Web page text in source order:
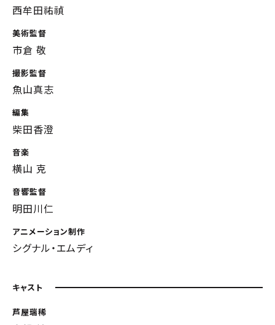
西牟田祐禎
美術監督
市倉 敬
撮影監督
魚山真志
編集
柴田香澄
音楽
横山 克
音響監督
明田川仁
アニメーション制作
シグナル・エムディ
キャスト
芦屋瑞稀